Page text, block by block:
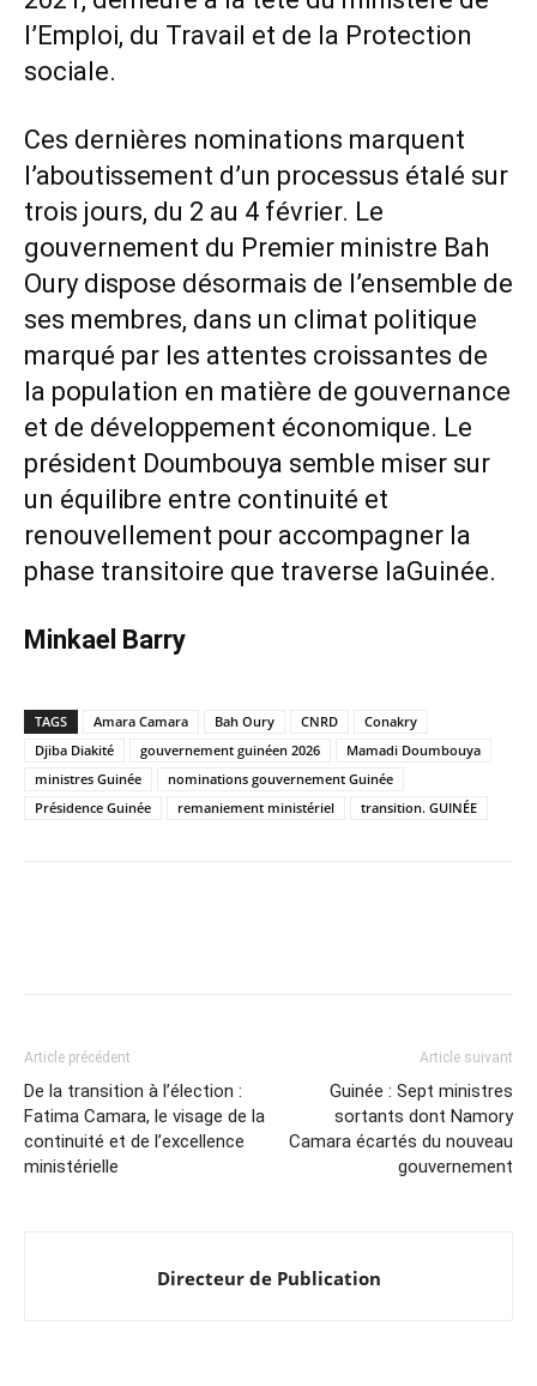
l’Emploi, du Travail et de la Protection
sociale.
Ces dernières nominations marquent
l’aboutissement d’un processus étalé sur
trois jours, du 2 au 4 février. Le
gouvernement du Premier ministre Bah
Oury dispose désormais de l’ensemble de
ses membres, dans un climat politique
marqué par les attentes croissantes de
la population en matière de gouvernance
et de développement économique. Le
président Doumbouya semble miser sur
un équilibre entre continuité et
renouvellement pour accompagner la
phase transitoire que traverse laGuinée.
Minkael Barry
TAGS Amara Camara Bah Oury CNRD
Conakry
Djiba Diakité
gouvernement guinéen 2026
Mamadi Doumbouya
ministres Guinée
nominations gouvernement Guinée
Présidence Guinée
remaniement ministériel transition. GUINÉE
Article précédent
De la transition à l’élection :
Fatima Camara, le visage de la
continuité et de l’excellence
ministérielle
Article suivant
Guinée : Sept ministres
sortants dont Namory
Camara écartés du nouveau
gouvernement
Directeur de Publication